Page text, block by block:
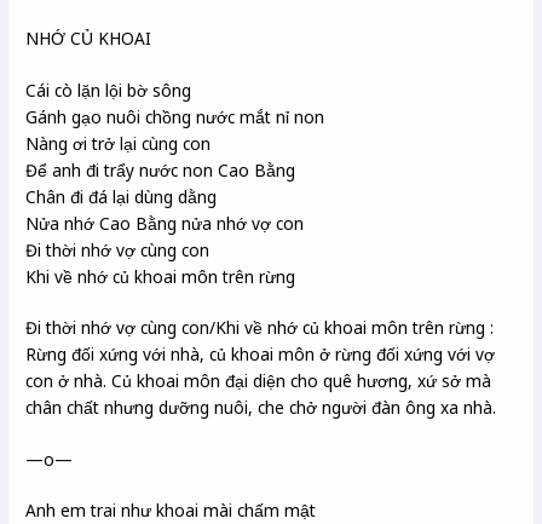
NHỚ CỦ KHOAI
Cái cò lặn lội bờ sông
Gánh gạo nuôi chồng nước mắt nỉ non
Nàng ơi trở lại cùng con
Để anh đi trẩy nước non Cao Bằng
Chân đi đá lại dùng dằng
Nửa nhớ Cao Bằng nửa nhớ vợ con
Đi thời nhớ vợ cùng con
Khi về nhớ củ khoai môn trên rừng
Đi thời nhớ vợ cùng con/Khi về nhớ củ khoai môn trên rừng :
Rừng đối xứng với nhà, củ khoai môn ở rừng đối xứng với vợ
con ở nhà. Củ khoai môn đại diện cho quê hương, xứ sở mà
chân chất nhưng dưỡng nuôi, che chở người đàn ông xa nhà.
—o—
Anh em trai như khoai mài chấm mật